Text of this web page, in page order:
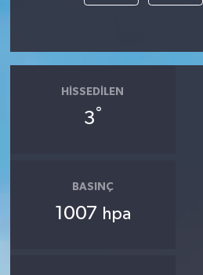
HISSEDILEN
3°
BASINÇ
1007 hpa